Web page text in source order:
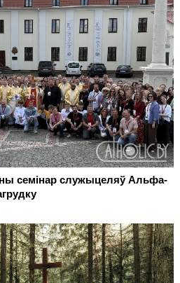
семінар служыцеляў Альфа-